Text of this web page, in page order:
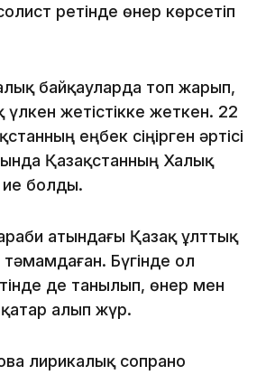
ретінде өнер көрсетіп
байқауларда топ жарып,
үлкен жетістікке жеткен. 22
еңбек сіңірген әртісі
Қазақстанның Халық
ие болды.
атындағы Қазақ ұлттық
тәмамдаған. Бүгінде ол
де танылып, өнер мен
қатар алып жүр.
лирикалық сопрано